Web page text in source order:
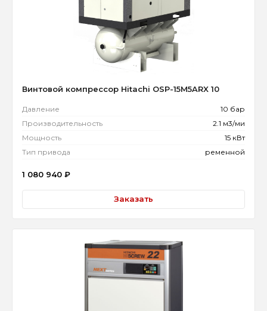
Винтовой компрессор Hitachi OSP-15M5ARX 10
Давление
10 бар
Производительность
2.1 м3/ми
Мощность
15 кВт
Тип привода
ременной
1 080 940 ₽
Заказать